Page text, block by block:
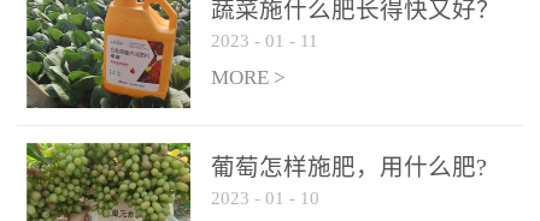
合大量元素水溶肥一起使
用，促使果实膨大，果肉
饱满，品质好，果、枝健
后期∶冲施、滴灌2.5-5kg/
亩/次配合大量元素水溶肥
合大量元素水溶肥一起使
后期∶冲施、滴灌2.5-5kg/
亩/次配合大量元素水溶肥
蔬菜施什么肥长得快又好？
2023 - 01 - 11
MORE >
葡萄怎样施肥，用什么肥?
2023 - 01 - 10